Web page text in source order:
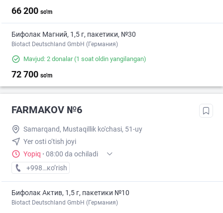
66 200 so'm
Бифолак Магний, 1,5 г, пакетики, №30
Biotact Deutschland GmbH (Германия)
Mavjud: 2 donalar(1 soat oldin yangilangan)
72 700 so'm
FARMAKOV №6
Samarqand, Mustaqillik ko'chasi, 51-uy
Yer osti o‘tish joyi
Yopiq · 08:00 da ochiladi
+998 (95) XXX-XX-XX
кo’rish
Бифолак Актив, 1,5 г, пакетики №10
Biotact Deutschland GmbH (Германия)